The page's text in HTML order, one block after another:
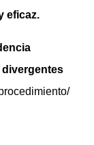
eficaz.